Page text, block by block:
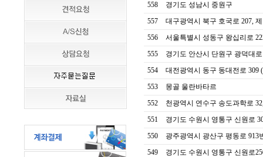
558
경기도 성남시 중원구
557
대구광역시 북구 호국로 207,
556
서울특별시 성동구 왕십리로
555
경기도 안산시 단원구 광덕대로
554
대전광역시 동구 동대전로 309
553
몽골 울란바타르
552
천광역시 연수구 송도과학로
551
경기도 수원시 영통구 신원로
550
광주광역시 광산구 평동로 913
549
경기도 수원시 영통구 신원로